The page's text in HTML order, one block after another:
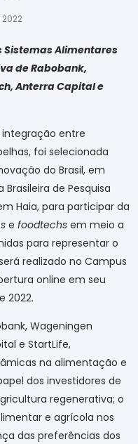
Sistemas Alimentares
de Rabobank,
Anterra Capital e
entre
foi selecionada
do Brasil, em
de Pesquisa
Haia, para participar da
e foodtechs em meio a
para representar o
realizado no Campus
online em seu
2022.
Wageningen
e StartLife,
na alimentação e
dos investidores de
regenerativa; o
e agrícola nos
das preferências dos